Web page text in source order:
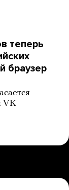
теперь
браузер
VK